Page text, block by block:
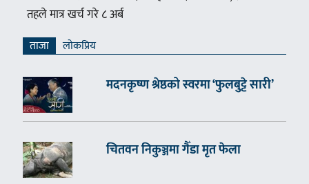
तहले मात्र खर्च गरे ८ अर्ब
ताजा लाेकप्रिय
मदनकृष्ण श्रेष्ठको स्वरमा ‘फुलबुट्टे सारी’
चितवन निकुञ्जमा गैँडा मृत फेला